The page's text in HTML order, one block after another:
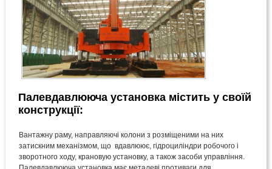
Палевдавлююча установка містить у своїй
конструкції:
Вантажну раму, направляючі колони з розміщеними на них
затискним механізмом, що вдавлюює, гідроциліндри робочого і
зворотного ходу, крановую установку, а також засоби управління.